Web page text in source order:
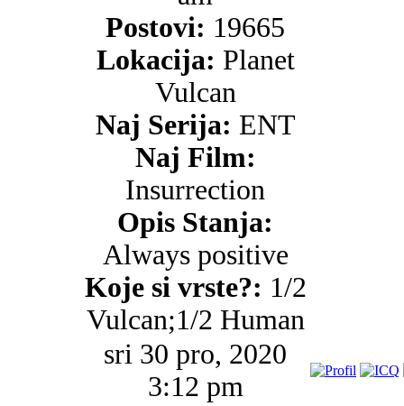
Postovi: 19665
Lokacija: Planet
Vulcan
Naj Serija: ENT
Naj Film:
Insurrection
Opis Stanja:
Always positive
Koje si vrste?: 1/2
Vulcan;1/2 Human
sri 30 pro, 2020
3:12 pm